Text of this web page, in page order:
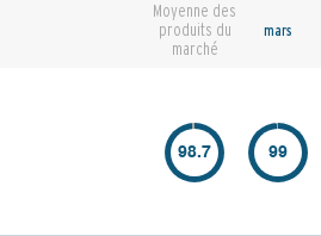
Moyenne des
produits du
marché
mars
98.7 99